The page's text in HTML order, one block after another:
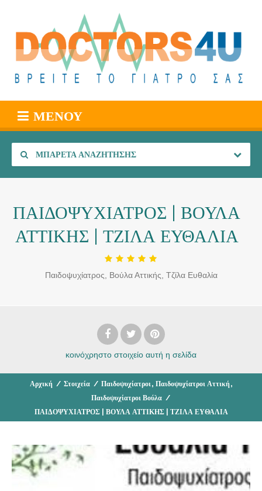
ΜΕΝΟΎ
ΜΠΑΡΈΤΑ ΑΝΑΖΉΤΗΣΗΣ
ΠΑΙΔΟΨΥΧΙΑΤΡΟΣ | ΒΟΥΛΑ
ΑΤΤΙΚΗΣ | ΤΖΙΛΑ ΕΥΘΑΛΙΑ
Παιδοψυχίατρος, Βούλα Αττικής, Τζίλα Ευθαλία
κοινόχρηστο στοιχείο αυτή η σελίδα
Αρχική / Στοιχεία / Παιδοψυχίατροι , Παιδοψυχίατροι Αττική ,
Παιδοψυχίατροι Βούλα /
ΠΑΙΔΟΨΥΧΙΑΤΡΟΣ | ΒΟΥΛΑ ΑΤΤΙΚΗΣ | ΤΖΙΛΑ ΕΥΘΑΛΙΑ